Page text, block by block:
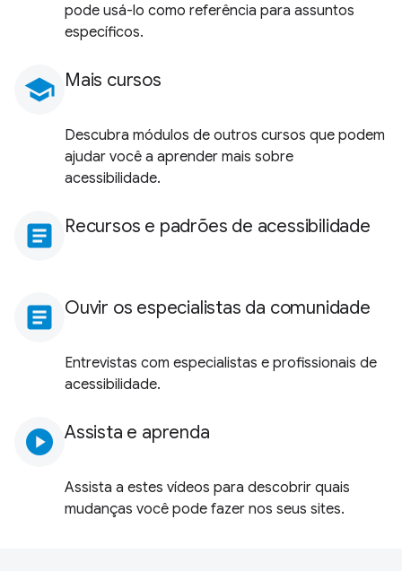
pode usá-lo como referência para assuntos
específicos.
school Mais cursos
Descubra módulos de outros cursos que podem
ajudar você a aprender mais sobre
acessibilidade.
article Recursos e padrões de acessibilidade
article Ouvir os especialistas da comunidade
Entrevistas com especialistas e profissionais de
acessibilidade.
play_circle Assista e aprenda
Assista a estes vídeos para descobrir quais
mudanças você pode fazer nos seus sites.